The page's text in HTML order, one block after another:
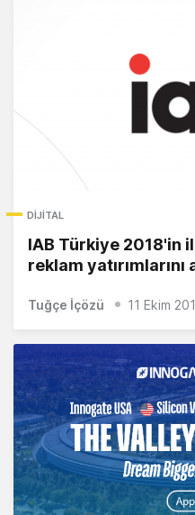
DIJITAL
IAB Türkiye 2018'in
reklam yatırımlarını
Tuğçe İçözü 11 Ekim